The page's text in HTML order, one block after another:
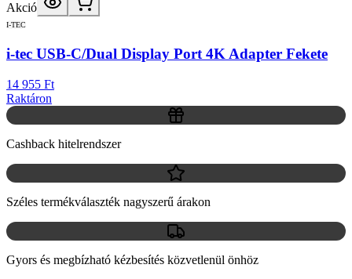
Akció
I-TEC
i-tec USB-C/Dual Display Port 4K Adapter Fekete
14 955 Ft
Raktáron
Cashback hitelrendszer
Széles termékválaszték nagyszerű árakon
Gyors és megbízható kézbesítés közvetlenül önhöz